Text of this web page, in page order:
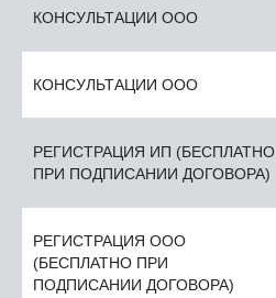
КОНСУЛЬТАЦИИ ООО
КОНСУЛЬТАЦИИ ООО
РЕГИСТРАЦИЯ ИП (БЕСПЛАТНО
ПРИ ПОДПИСАНИИ ДОГОВОРА)
РЕГИСТРАЦИЯ ООО
(БЕСПЛАТНО ПРИ
ПОДПИСАНИИ ДОГОВОРА)